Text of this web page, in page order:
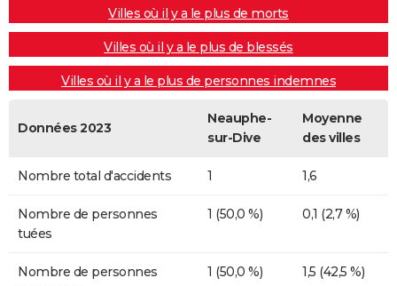
Villes où il y a le plus de morts
Villes où il y a le plus de blessés
Villes où il y a le plus de personnes indemnes
Données 2023
Neauphe-
sur-Dive
Moyenne
des villes
Nombre total d'accidents 1 1,6
Nombre de personnes
tuées
1 (50,0 %) 0,1 (2,7 %)
Nombre de personnes
1 (50,0 %) 1,5 (42,5 %)